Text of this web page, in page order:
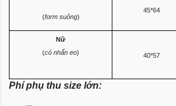
45*64
(form suông)
Nữ
40*57
(có nhấn eo)
Phí phụ thu size lớn: